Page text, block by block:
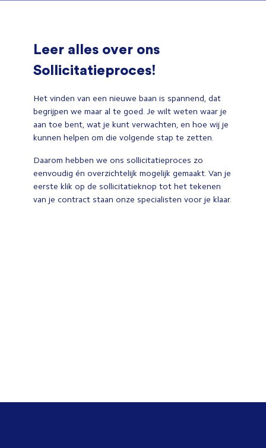
Leer alles over ons
Sollicitatieproces!
Het vinden van een nieuwe baan is spannend, dat
begrijpen we maar al te goed. Je wilt weten waar je
aan toe bent, wat je kunt verwachten, en hoe wij je
kunnen helpen om die volgende stap te zetten.
Daarom hebben we ons sollicitatieproces zo
eenvoudig én overzichtelijk mogelijk gemaakt. Van je
eerste klik op de sollicitatieknop tot het tekenen
van je contract staan onze specialisten voor je klaar.